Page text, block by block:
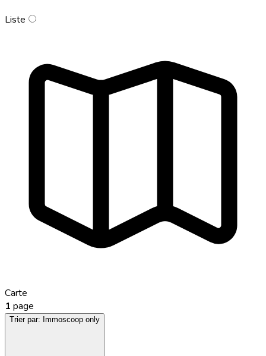
Liste
Carte
1 page
Trier par: Immoscoop only